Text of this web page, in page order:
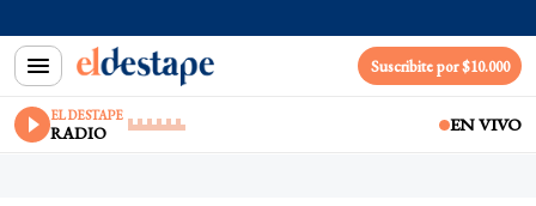
Suscribite por $10.000
EL DESTAPE
RADIO EN VIVO